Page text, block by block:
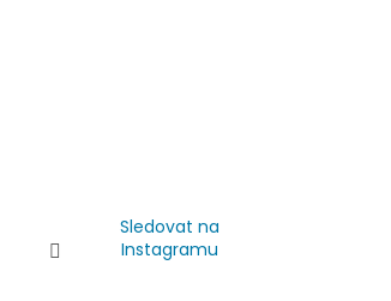
Sledovat na
Instagramu